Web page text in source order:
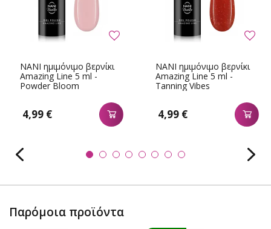
NANI ημιμόνιμο βερνίκι
Amazing Line 5 ml -
Powder Bloom
4,99 €
NANI ημιμόνιμο βερνίκι
Amazing Line 5 ml -
Tanning Vibes
4,99 €
Παρόμοια προϊόντα